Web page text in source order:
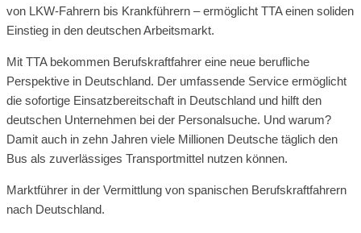
von LKW-Fahrern bis Krankführern – ermöglicht TTA einen soliden
Einstieg in den deutschen Arbeitsmarkt.
Mit TTA bekommen Berufskraftfahrer eine neue berufliche
Perspektive in Deutschland. Der umfassende Service ermöglicht
die sofortige Einsatzbereitschaft in Deutschland und hilft den
deutschen Unternehmen bei der Personalsuche. Und warum?
Damit auch in zehn Jahren viele Millionen Deutsche täglich den
Bus als zuverlässiges Transportmittel nutzen können.
Marktführer in der Vermittlung von spanischen Berufskraftfahrern
nach Deutschland.